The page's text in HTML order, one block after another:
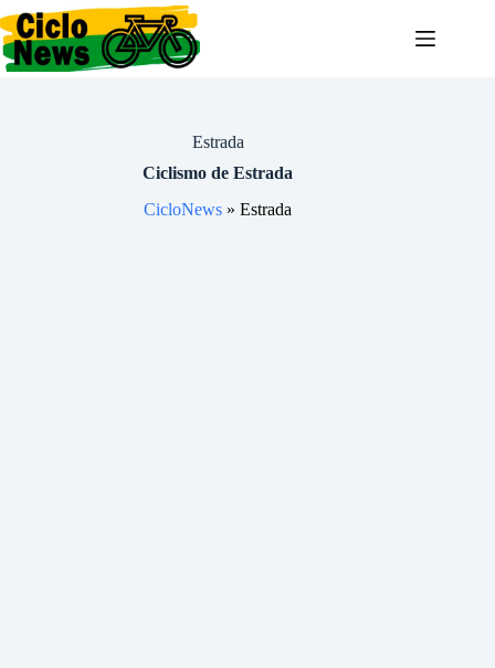
Pular
para
o
conteúdo
Estrada
Ciclismo de Estrada
CicloNews »Estrada